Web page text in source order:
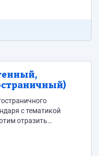
с тематикой
отразить
завод